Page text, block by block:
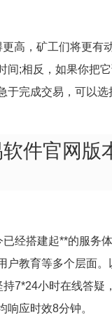
高，矿工们将更有
间;相反，如果你把
于完成交易，可以选
件官网版
经搭建起**的服务
户教育等多个层面。
7*24小时在线答疑
响应时效8分钟。